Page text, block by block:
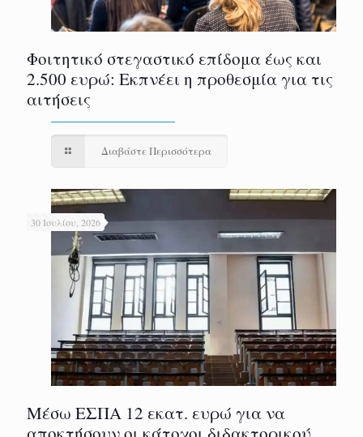
Φοιτητικό στεγαστικό επίδομα έως και
2.500 ευρώ: Εκπνέει η προθεσμία για τις
αιτήσεις
Διαβάστε Περισσότερα
30 Ιουλίου, 2026
Μέσω ΕΣΠΑ 12 εκατ. ευρώ για να